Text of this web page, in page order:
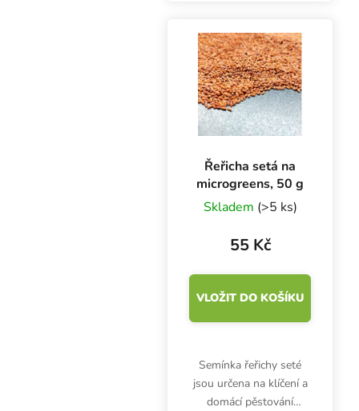
venku.
Řeřicha setá na
microgreens, 50 g
Skladem (>5 ks)
55 Kč
VLOŽIT DO KOŠÍKU
Semínka řeřichy seté
jsou určena na klíčení a
domácí pěstování